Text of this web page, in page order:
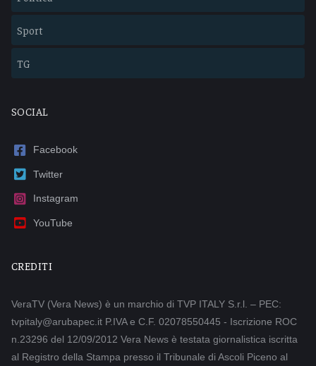
Sport
TG
SOCIAL
Facebook
Twitter
Instagram
YouTube
CREDITI
VeraTV (Vera News) è un marchio di TVP ITALY S.r.l. – PEC:
tvpitaly@arubapec.it P.IVA e C.F. 02078550445 - Iscrizione ROC
n.23296 del 12/09/2012 Vera News è testata giornalistica iscritta
al Registro della Stampa presso il Tribunale di Ascoli Piceno al